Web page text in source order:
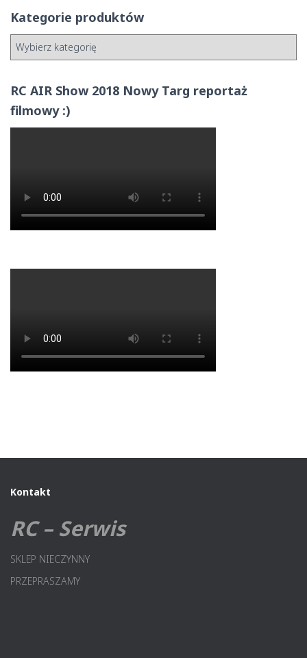
Kategorie produktów
RC AIR Show 2018 Nowy Targ reportaż
filmowy :)
Kontakt
RC – Serwis
SKLEP NIECZYNNY
PRZEPRASZAMY